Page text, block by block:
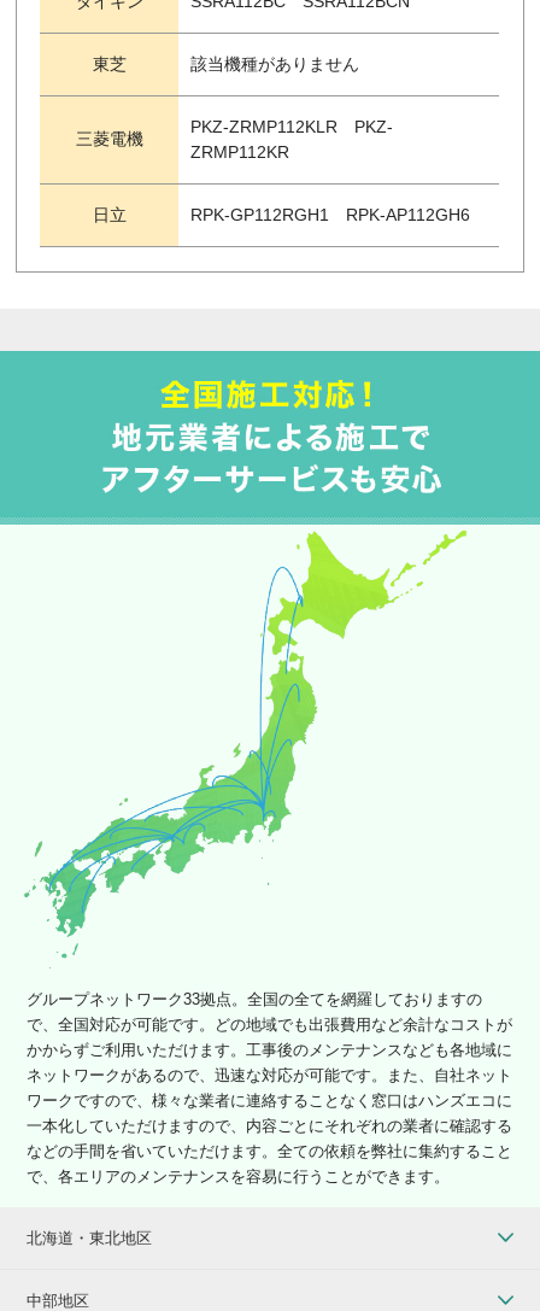
東芝 該当機種がありません
三菱電機
PKZ-ZRMP112KLR PKZ-
ZRMP112KR
日立 RPK-GP112RGH1 RPK-AP112GH6
グループネットワーク33拠点。全国の全てを網羅しておりますの
で、全国対応が可能です。どの地域でも出張費用など余計なコストが
かからずご利用いただけます。工事後のメンテナンスなども各地域に
ネットワークがあるので、迅速な対応が可能です。また、自社ネット
ワークですので、様々な業者に連絡することなく窓口はハンズエコに
一本化していただけますので、内容ごとにそれぞれの業者に確認する
などの手間を省いていただけます。全ての依頼を弊社に集約すること
で、各エリアのメンテナンスを容易に行うことができます。
北海道・東北地区
中部地区